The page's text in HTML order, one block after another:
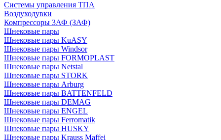
Системы управления ТПА
Воздуходувки
Компрессоры 3АФ (ЗАФ)
Шнековые пары
Шнековые пары KuASY
Шнековые пары Windsor
Шнековые пары FORMOPLAST
Шнековые пары Netstal
Шнековые пары STORK
Шнековые пары Arburg
Шнековые пары BATTENFELD
Шнековые пары DEMAG
Шнековые пары ENGEL
Шнековые пары Ferromatik
Шнековые пары HUSKY
Шнековые пары Krauss Maffei